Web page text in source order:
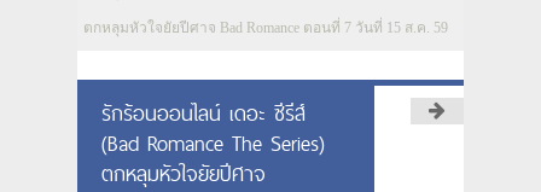
ตกหลุมหัวใจยัยปีศาจ Bad Romance ตอนที่ 7 วันที่ 15 ส.ค. 59
รักร้อนออนไลน์ เดอะ ซีรีส์
(Bad Romance The Series)
ตกหลุมหัวใจยัยปีศาจ